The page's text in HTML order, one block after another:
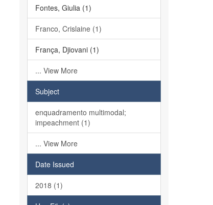
Fontes, Giulia (1)
Franco, Crislaine (1)
França, Djiovani (1)
... View More
Subject
enquadramento multimodal;
impeachment (1)
... View More
Date Issued
2018 (1)